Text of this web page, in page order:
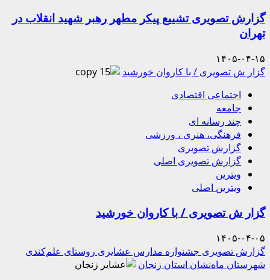
گزارش تصویری تشییع پیکر مطهر رهبر شهید انقلاب در
تهران
۱۴۰۵-۰۴-۱۵
گزار ش تصویری / با کاروان خورشید
اجتماعی اقتصادی
جامعه
چند رسانه ای
فرهنگی، هنری ، ورزشی
گزارش تصویری
گزارش تصویری اصلی
ویترین
ویترین اصلی
گزار ش تصویری / با کاروان خورشید
۱۴۰۵-۰۴-۰۵
گزارش تصویری جشنواره مدارس عشایری روستای علم‌کندی
شهرستان ماه‌نشان استان زنجان